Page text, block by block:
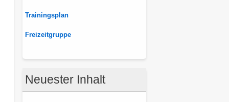
Erfolgreiche
Trainingsplan
Freizeitgruppe
Neuester Inhalt